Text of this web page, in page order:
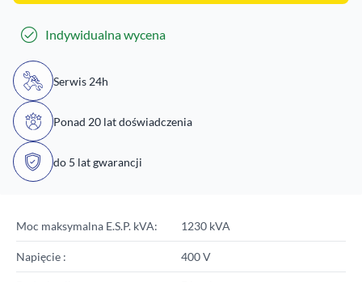
Indywidualna wycena
Serwis 24h
Ponad 20 lat doświadczenia
do 5 lat gwarancji
Moc maksymalna E.S.P. kVA: 1230 kVA
Napięcie : 400 V